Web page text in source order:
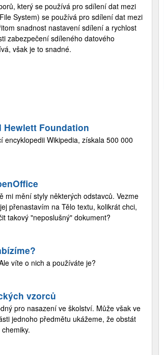
který se používá pro sdílení dat mezi
System) se používá pro sdílení dat mezi
snadnost nastavení sdílení a rychlost
zabezpečení sdíleného datového
však je to snadné.
Foundation
Wikipedia, získala 500 000
mi mění styly některých odstavců. Vezme
přenastavím na Tělo textu, kolikrát chci,
takový "neposlušný" dokument?
víte o nich a používáte je?
vzorců
pro nasazení ve školství. Může však ve
jednoho předmětu ukážeme, že obstát